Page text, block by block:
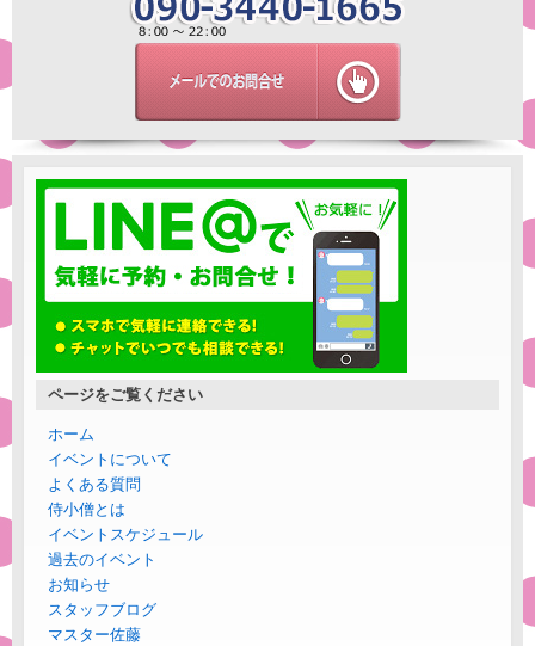
ページをご覧ください
ホーム
イベントについて
よくある質問
侍小僧とは
イベントスケジュール
過去のイベント
お知らせ
スタッフブログ
マスター佐藤